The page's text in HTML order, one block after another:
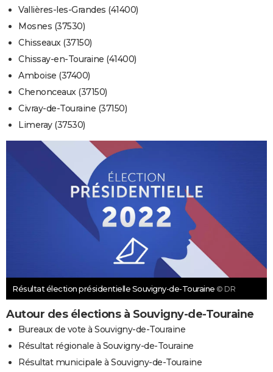
Vallières-les-Grandes (41400)
Mosnes (37530)
Chisseaux (37150)
Chissay-en-Touraine (41400)
Amboise (37400)
Chenonceaux (37150)
Civray-de-Touraine (37150)
Limeray (37530)
Résultat élection présidentielle Souvigny-de-Touraine © DR
Autour des élections à Souvigny-de-Touraine
Bureaux de vote à Souvigny-de-Touraine
Résultat régionale à Souvigny-de-Touraine
Résultat municipale à Souvigny-de-Touraine